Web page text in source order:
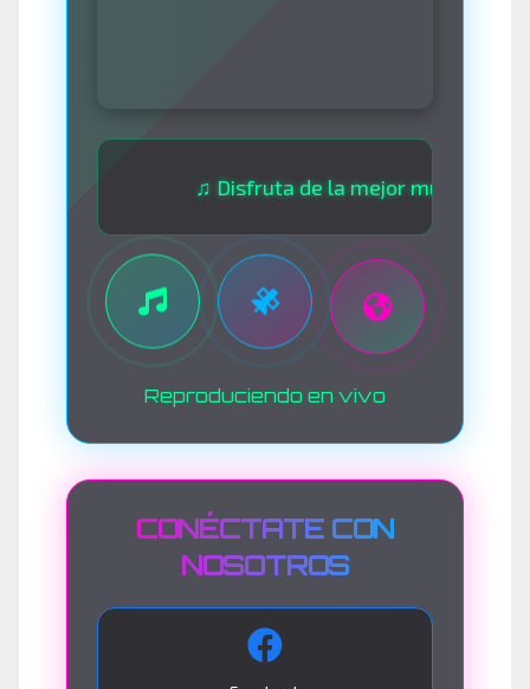
♫ Disfruta de la mejor música las 24
Reproduciendo en vivo
CONÉCTATE CON
NOSOTROS